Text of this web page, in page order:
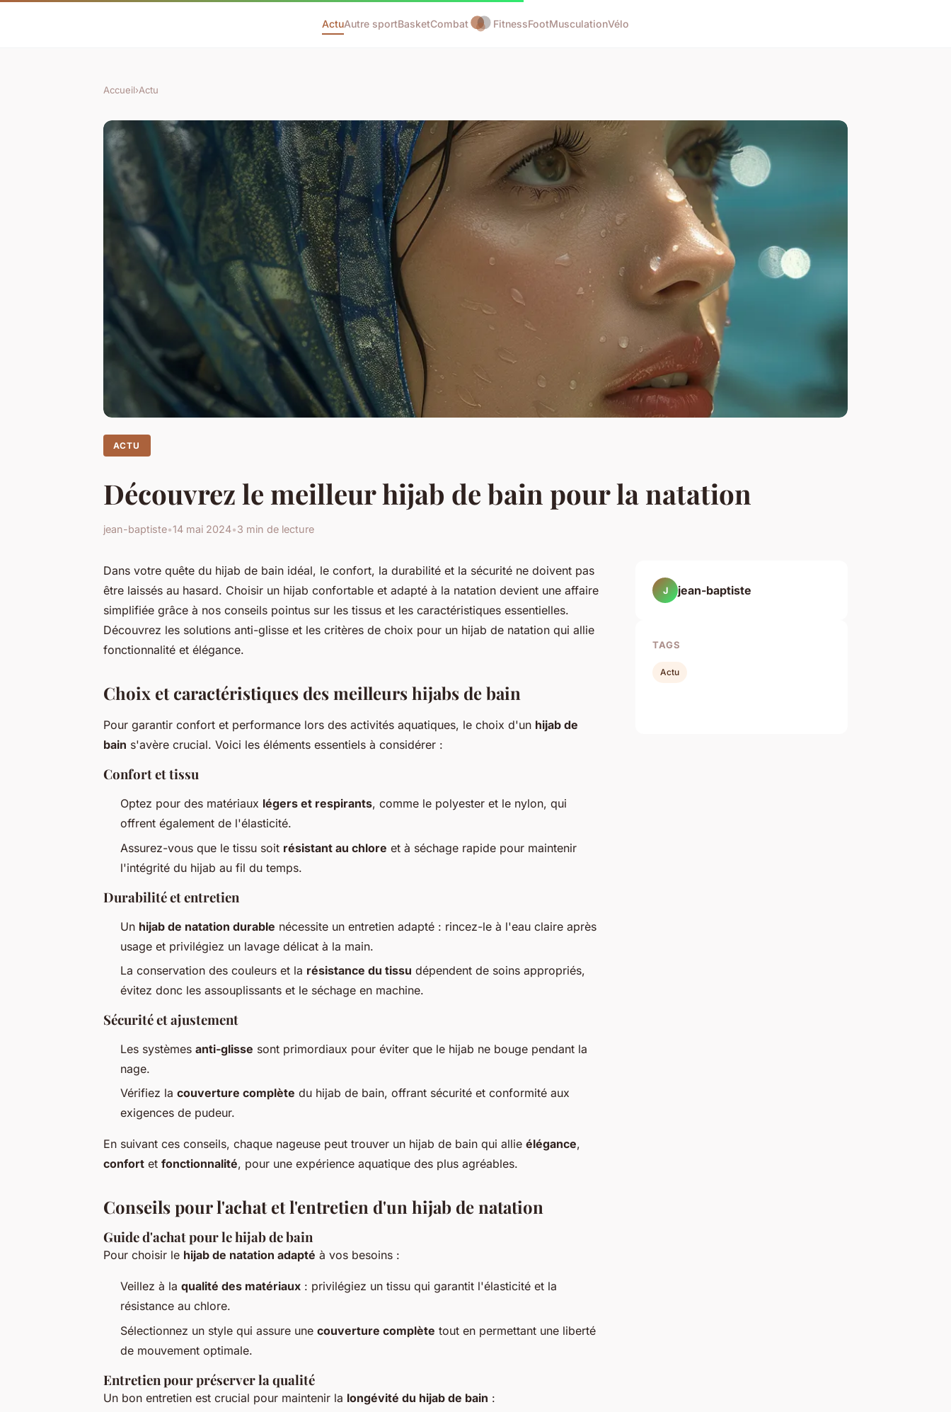
ActuAutre sportBasketCombat FitnessFootMusculationVélo
Accueil›Actu
ACTU
Découvrez le meilleur hijab de bain pour la natation
jean-baptiste•14 mai 2024•3 min de lecture
Dans votre quête du hijab de bain idéal, le confort, la durabilité et la sécurité ne doivent pas
être laissés au hasard. Choisir un hijab confortable et adapté à la natation devient une affaire
simplifiée grâce à nos conseils pointus sur les tissus et les caractéristiques essentielles.
Découvrez les solutions anti-glisse et les critères de choix pour un hijab de natation qui allie
fonctionnalité et élégance.
Choix et caractéristiques des meilleurs hijabs de bain
Pour garantir confort et performance lors des activités aquatiques, le choix d'un hijab de
bain s'avère crucial. Voici les éléments essentiels à considérer :
Confort et tissu
Optez pour des matériaux légers et respirants, comme le polyester et le nylon, qui
offrent également de l'élasticité.
Assurez-vous que le tissu soit résistant au chlore et à séchage rapide pour maintenir
l'intégrité du hijab au fil du temps.
Durabilité et entretien
Un hijab de natation durable nécessite un entretien adapté : rincez-le à l'eau claire après
usage et privilégiez un lavage délicat à la main.
La conservation des couleurs et la résistance du tissu dépendent de soins appropriés,
évitez donc les assouplissants et le séchage en machine.
Sécurité et ajustement
Les systèmes anti-glisse sont primordiaux pour éviter que le hijab ne bouge pendant la
nage.
Vérifiez la couverture complète du hijab de bain, offrant sécurité et conformité aux
exigences de pudeur.
En suivant ces conseils, chaque nageuse peut trouver un hijab de bain qui allie élégance,
confort et fonctionnalité, pour une expérience aquatique des plus agréables.
Conseils pour l'achat et l'entretien d'un hijab de natation
Guide d'achat pour le hijab de bain
Pour choisir le hijab de natation adapté à vos besoins :
Veillez à la qualité des matériaux : privilégiez un tissu qui garantit l'élasticité et la
résistance au chlore.
Sélectionnez un style qui assure une couverture complète tout en permettant une liberté
de mouvement optimale.
Entretien pour préserver la qualité
Un bon entretien est crucial pour maintenir la longévité du hijab de bain :
J jean-baptiste
TAGS
Actu